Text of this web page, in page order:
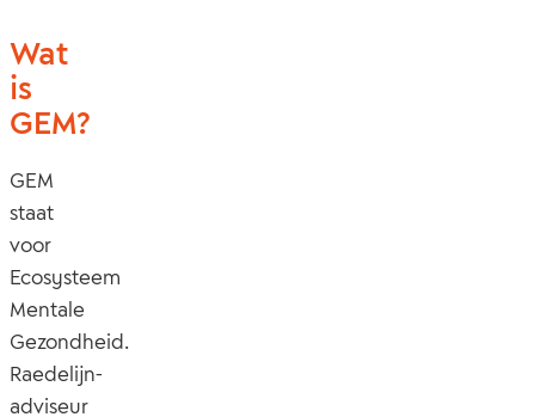
Wat
is
GEM?
GEM
staat
voor
Ecosysteem
Mentale
Gezondheid.
Raedelijn-
adviseur